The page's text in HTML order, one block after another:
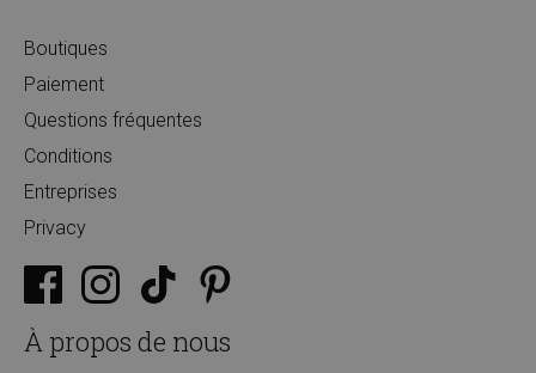
Boutiques
Paiement
Questions fréquentes
Conditions
Entreprises
Privacy
À propos de nous